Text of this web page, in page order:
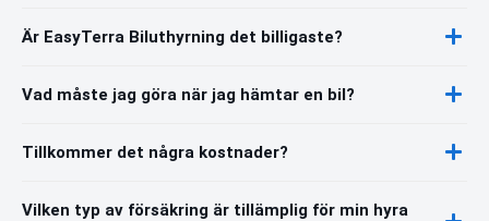
Är EasyTerra Biluthyrning det billigaste?
Vad måste jag göra när jag hämtar en bil?
Tillkommer det några kostnader?
Vilken typ av försäkring är tillämplig för min hyra